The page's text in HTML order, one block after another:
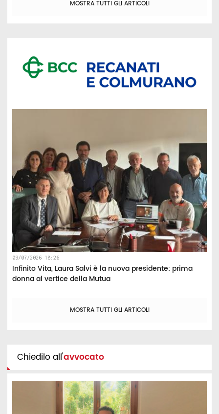
MOSTRA TUTTI GLI ARTICOLI
09/07/2026 18:26
Infinito Vita, Laura Salvi è la nuova presidente: prima
donna al vertice della Mutua
MOSTRA TUTTI GLI ARTICOLI
Chiedilo all'avvocato